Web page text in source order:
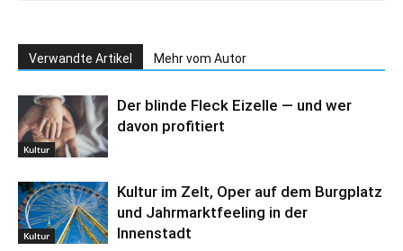
Verwandte Artikel Mehr vom Autor
Kultur
Der blinde Fleck Eizelle — und wer
davon profitiert
Kultur
Kultur im Zelt, Oper auf dem Burgplatz
und Jahrmarktfeeling in der
Innenstadt